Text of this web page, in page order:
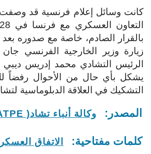
كانت وسائل إعلام فرنسية قد وصفت
بالقرار الصادم، خاصة مع صدوره
زيارة وزير الخارجية الفرنسي
الرئيس التشادي محمد إدريس ديبي
يشكل بأي حال من الأحوال رفضاً
التشكيك في العلاقة الدبلوماسية
المصدر: وكالة أنباء تشاد( ATPE)
كلمات مفتاحية: الاتفاق